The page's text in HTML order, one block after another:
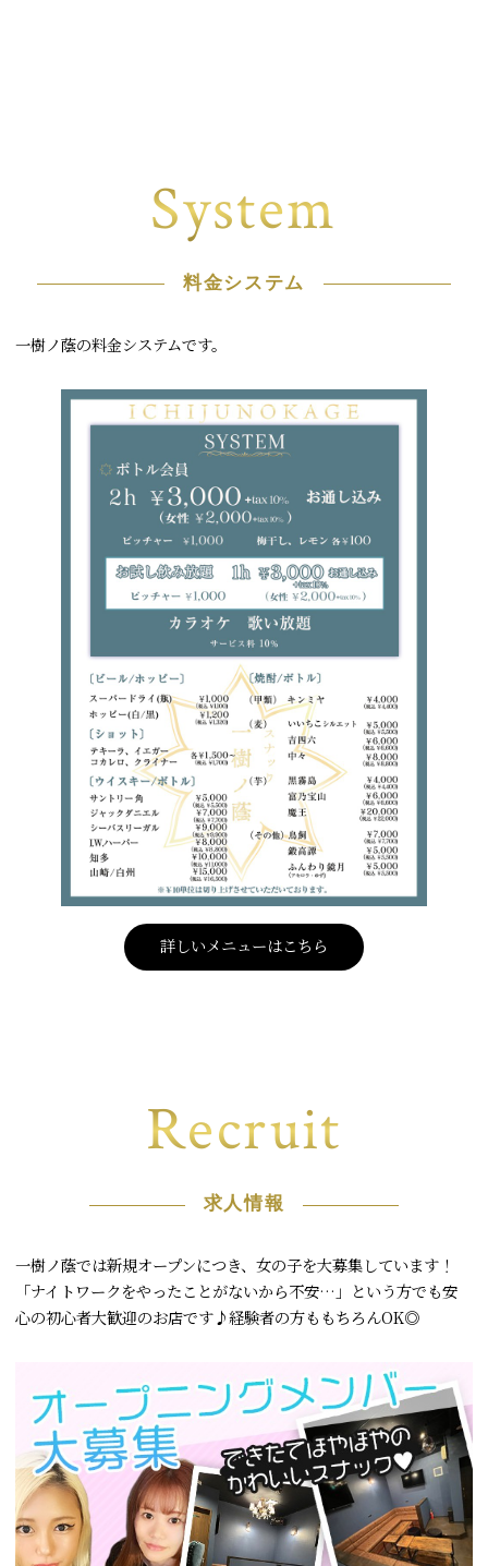
System
料金システム
一樹ノ蔭の料金システムです。
詳しいメニューはこちら
Recruit
求人情報
一樹ノ蔭では新規オープンにつき、女の子を大募集しています！
「ナイトワークをやったことがないから不安…」という方でも安
心の初心者大歓迎のお店です♪経験者の方ももちろんOK◎